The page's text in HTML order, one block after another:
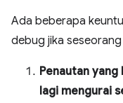
Ada beberapa
debug jika
Penautan
lagi mengurai